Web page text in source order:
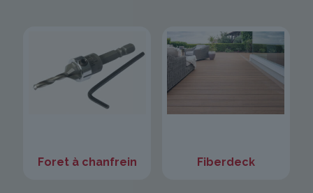
Foret à chanfrein Fiberdeck